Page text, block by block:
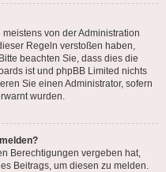
von der Administration
Regeln verstoßen haben,
beachten Sie, dass dies die
ist und phpBB Limited nichts
Sie einen Administrator, sofern
wurden.
Berechtigungen vergeben hat,
Beitrags, um diesen zu melden.